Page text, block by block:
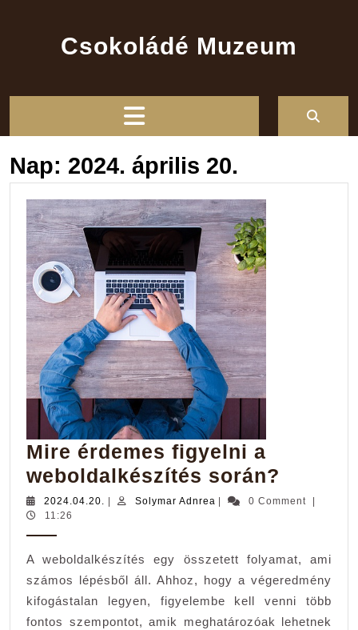
Csokoládé Muzeum
Nap: 2024. április 20.
Mire érdemes figyelni a
weboldalkészítés során?
során?
2024.04.20. 2024.04.20.Solymar Adnrea Solymar0 Comment
11:26
A weboldalkészítés egy összetett folyamat, ami
számos lépésből áll. Ahhoz, hogy a végeredmény
kifogástalan legyen, figyelembe kell venni több
fontos szempontot, amik meghatározóak lehetnek